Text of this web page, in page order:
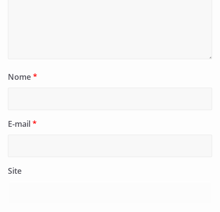
Nome*
E-mail*
Site